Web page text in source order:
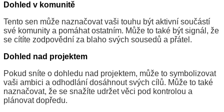
Dohled v komunitě
Tento sen může naznačovat vaši touhu být aktivní součástí
své komunity a pomáhat ostatním. Může to také být signál, že
se cítíte zodpovědní za blaho svých sousedů a přátel.
Dohled nad projektem
Pokud sníte o dohledu nad projektem, může to symbolizovat
vaši ambici a odhodlání dosáhnout svých cílů. Může to také
naznačovat, že se snažíte udržet věci pod kontrolou a
plánovat dopředu.